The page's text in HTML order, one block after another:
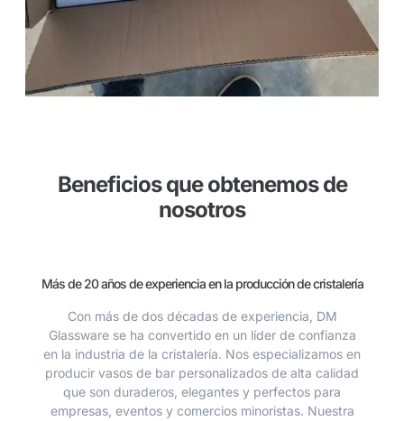
Beneficios que obtenemos de
nosotros
Más de 20 años de experiencia en la producción de cristalería
Con más de dos décadas de experiencia, DM
Glassware se ha convertido en un líder de confianza
en la industria de la cristalería. Nos especializamos en
producir vasos de bar personalizados de alta calidad
que son duraderos, elegantes y perfectos para
empresas, eventos y comercios minoristas. Nuestra